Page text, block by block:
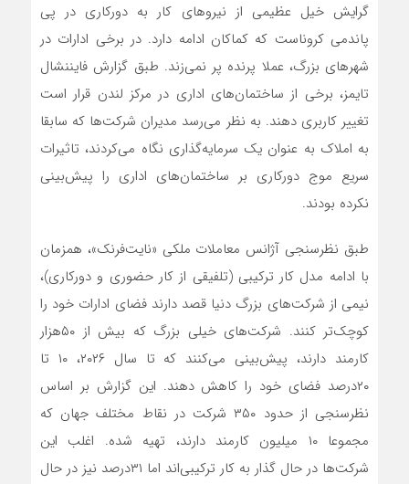
گرایش خیل عظیمی از نیروهای کار به دورکاری در پی
پاندمی کروناست که کماکان ادامه دارد. در برخی ادارات در
شهرهای بزرگ، عملا پرنده پر نمی‌‌‌زند. طبق گزارش فایننشال
تایمز، برخی از ساختمان‌های اداری در مرکز لندن قرار است
تغییر کاربری دهند. به نظر می‌رسد مدیران شرکت‌ها که سابقا
به املاک به عنوان یک سرمایه‌گذاری نگاه می‌‌‌کردند، تاثیرات
سریع موج دورکاری بر ساختمان‌‌‌های اداری را پیش‌بینی
نکرده بودند.
طبق نظرسنجی آژانس معاملات ملکی «نایت‌فرنک»، همزمان
با ادامه مدل کار ترکیبی (تلفیقی از کار حضوری و دورکاری)،
نیمی از شرکت‌های بزرگ دنیا قصد دارند فضای ادارات خود را
کوچک‌تر کنند. شرکت‌های خیلی بزرگ که بیش از ۵۰‌هزار
کارمند دارند، پیش‌بینی می‌کنند که تا سال ۲۰۲۶، ۱۰ تا
۲۰‌درصد فضای خود را کاهش دهند. این گزارش بر اساس
نظرسنجی از حدود ۳۵۰ شرکت در نقاط مختلف جهان که
مجموعا ۱۰ میلیون کارمند دارند، تهیه شده. اغلب این
شرکت‌ها در حال‌ گذار به کار ترکیبی‌‌‌اند اما ۳۱‌درصد نیز در حال